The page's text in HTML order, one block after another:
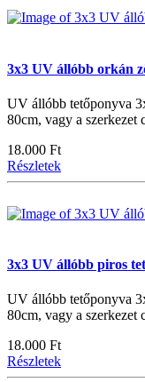
3x3 UV állóbb orkán
UV állóbb tetőponyva
80cm, vagy a szerkezet
18.000 Ft
Részletek
3x3 UV állóbb piros
UV állóbb tetőponyva
80cm, vagy a szerkezet
18.000 Ft
Részletek